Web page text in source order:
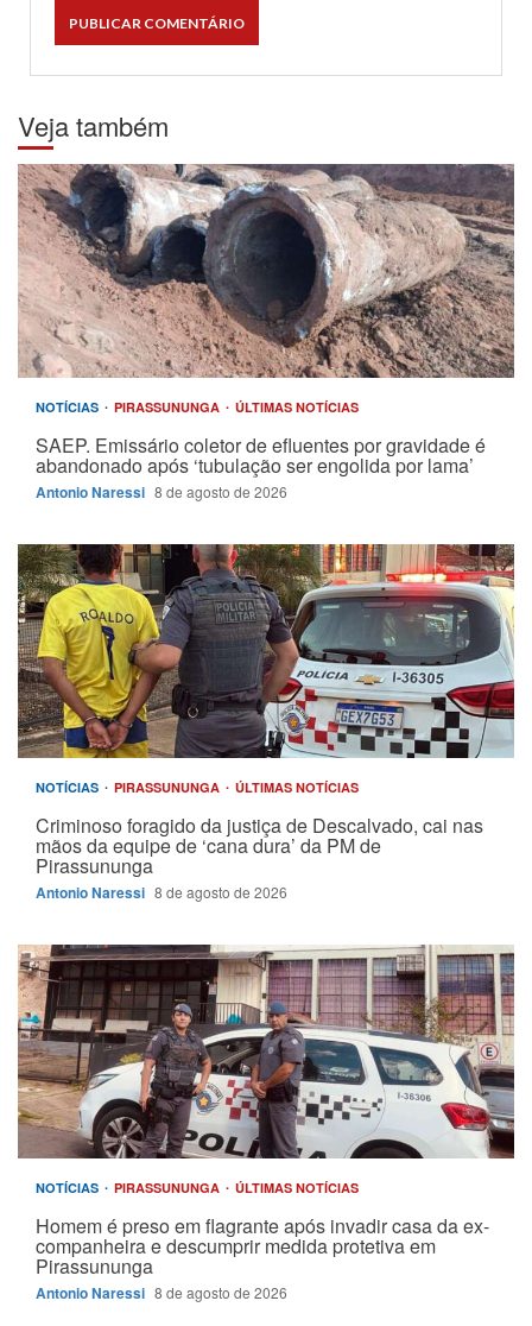
Veja também
NOTÍCIAS PIRASSUNUNGA ÚLTIMAS NOTÍCIAS
SAEP. Emissário coletor de efluentes por gravidade é
abandonado após ‘tubulação ser engolida por lama’
Antonio Naressi 8 de agosto de 2026
NOTÍCIAS PIRASSUNUNGA ÚLTIMAS NOTÍCIAS
Criminoso foragido da justiça de Descalvado, cai nas
mãos da equipe de ‘cana dura’ da PM de
Pirassununga
Antonio Naressi 8 de agosto de 2026
NOTÍCIAS PIRASSUNUNGA ÚLTIMAS NOTÍCIAS
Homem é preso em flagrante após invadir casa da ex-
companheira e descumprir medida protetiva em
Pirassununga
Antonio Naressi 8 de agosto de 2026